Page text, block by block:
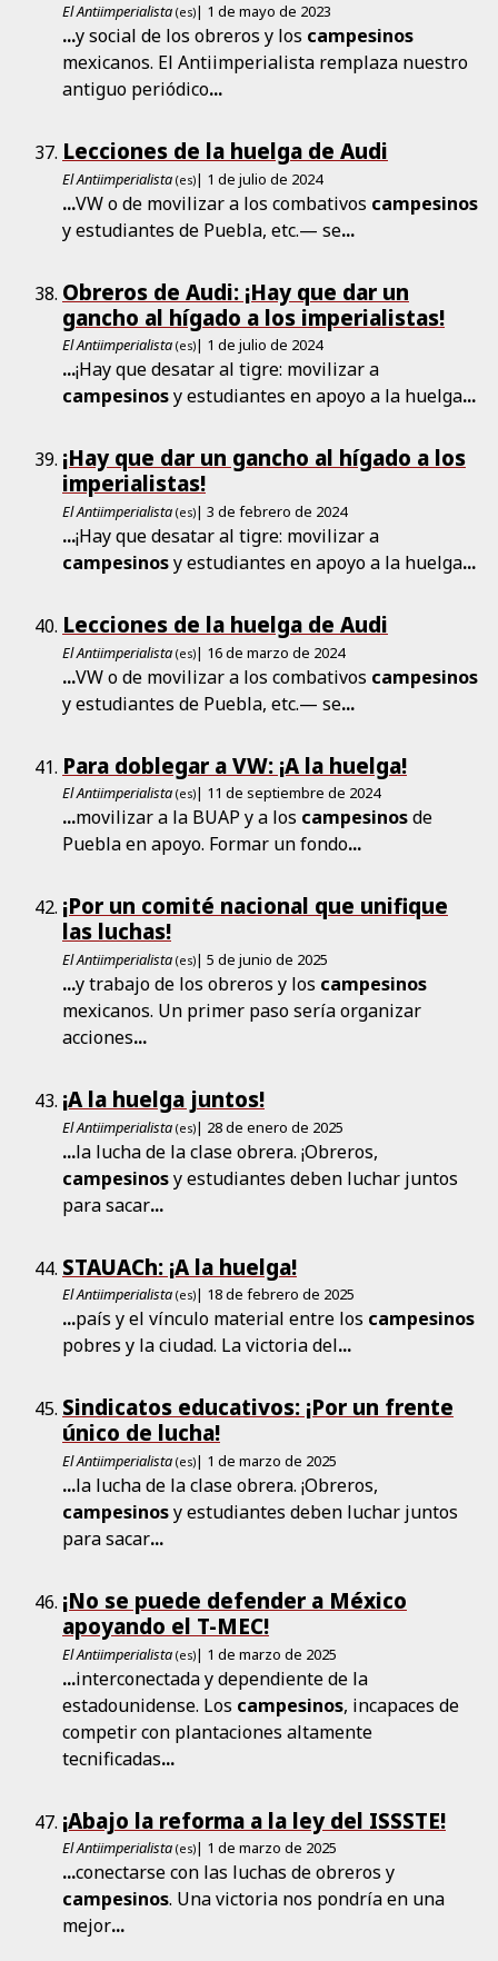
El Antiimperialista (es)| 1 de mayo de 2023
...y social de los obreros y los campesinos
mexicanos. El Antiimperialista remplaza nuestro
antiguo periódico...
Lecciones de la huelga de Audi
El Antiimperialista (es)| 1 de julio de 2024
...VW o de movilizar a los combativos campesinos
y estudiantes de Puebla, etc.— se...
Obreros de Audi: ¡Hay que dar un
gancho al hígado a los imperialistas!
El Antiimperialista (es)| 1 de julio de 2024
...¡Hay que desatar al tigre: movilizar a
campesinosy estudiantes en apoyo a la huelga...
¡Hay que dar un gancho al hígado a los
imperialistas!
El Antiimperialista (es)| 3 de febrero de 2024
...¡Hay que desatar al tigre: movilizar a
campesinosy estudiantes en apoyo a la huelga...
Lecciones de la huelga de Audi
El Antiimperialista (es)| 16 de marzo de 2024
...VW o de movilizar a los combativos campesinos
y estudiantes de Puebla, etc.— se...
Para doblegar a VW: ¡A la huelga!
El Antiimperialista (es)| 11 de septiembre de 2024
...movilizar a la BUAP y a los campesinosde
Puebla en apoyo. Formar un fondo...
¡Por un comité nacional que unifique
las luchas!
El Antiimperialista (es)| 5 de junio de 2025
...y trabajo de los obreros y los campesinos
mexicanos. Un primer paso sería organizar
acciones...
¡A la huelga juntos!
El Antiimperialista (es)| 28 de enero de 2025
...la lucha de la clase obrera. ¡Obreros,
campesinosy estudiantes deben luchar juntos
para sacar...
STAUACh: ¡A la huelga!
El Antiimperialista (es)| 18 de febrero de 2025
...país y el vínculo material entre los campesinos
pobres y la ciudad. La victoria del...
Sindicatos educativos: ¡Por un frente
único de lucha!
El Antiimperialista (es)| 1 de marzo de 2025
...la lucha de la clase obrera. ¡Obreros,
campesinosy estudiantes deben luchar juntos
para sacar...
¡No se puede defender a México
apoyando el T-MEC!
El Antiimperialista (es)| 1 de marzo de 2025
...interconectada y dependiente de la
estadounidense. Los campesinos, incapaces de
competir con plantaciones altamente
tecnificadas...
¡Abajo la reforma a la ley del ISSSTE!
El Antiimperialista (es)| 1 de marzo de 2025
...conectarse con las luchas de obreros y
campesinos. Una victoria nos pondría en una
mejor...